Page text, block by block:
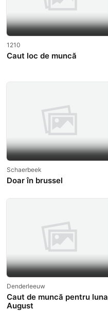
1210
Caut loc de muncă
Schaerbeek
Doar în brussel
Denderleeuw
Caut de muncă pentru luna
August